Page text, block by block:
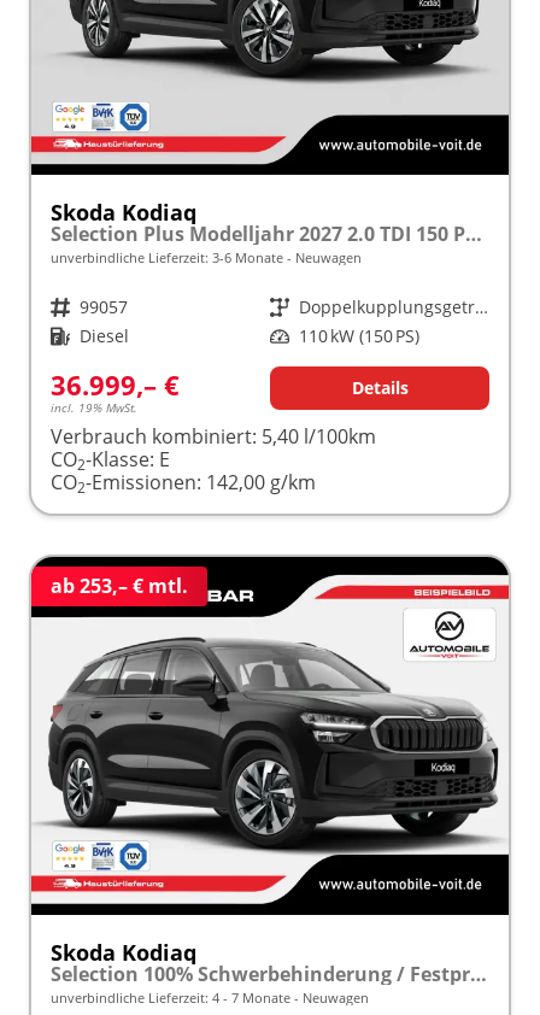
Skoda Kodiaq
Selection Plus Modelljahr 2027 2.0 TDI 150 PS DSG TEMPOMAT/R.KAMERA/SHZ/LED/LENKRADHEIZUNG frei konfigurierbar!
unverbindliche Lieferzeit: 3-6 Monate Neuwagen
Fahrzeugnr. 99057 Getriebe
Doppelkupplungsgetriebe (DSG)
Kraftstoff Diesel Leistung 110 kW (150 PS)
36.999,– €
incl. 19% MwSt.
Details
Verbrauch kombiniert: 5,40 l/100km
CO2-Klasse: E
CO2-Emissionen: 142,00 g/km
ab 253,– € mtl.
Skoda Kodiaq
Selection 100% Schwerbehinderung / Festpreisgarantie* Modelljahr 1.5 TSI iV PLUG-IN-HYBRID 204PS DSG "Sonderangebot bei Schwerbehinderung" frei konfigurierbar!
unverbindliche Lieferzeit: 4 - 7 Monate Neuwagen